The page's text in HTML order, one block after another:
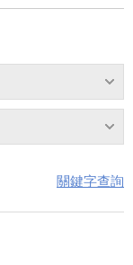
關鍵字查詢